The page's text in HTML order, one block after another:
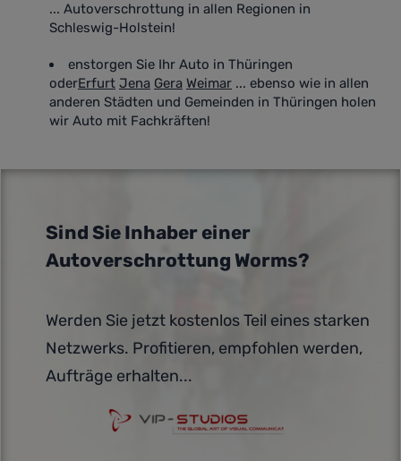
... Autoverschrottung in allen Regionen in
Schleswig-Holstein!
enstorgen Sie Ihr Auto in Thüringen
oderErfurt Jena Gera Weimar ... ebenso wie in allen
anderen Städten und Gemeinden in Thüringen holen
wir Auto mit Fachkräften!
Sind Sie Inhaber einer
Autoverschrottung Worms?
Werden Sie jetzt kostenlos Teil eines starken
Netzwerks. Profitieren, empfohlen werden,
Aufträge erhalten...